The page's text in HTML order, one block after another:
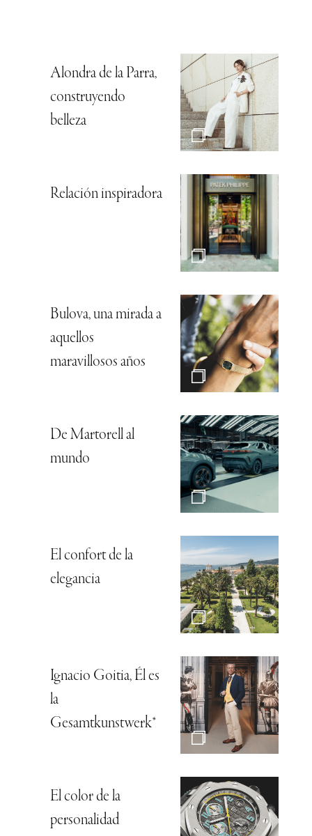
Alondra de la Parra,
construyendo
belleza
Relación inspiradora
Bulova, una mirada a
aquellos
maravillosos años
De Martorell al
mundo
El confort de la
elegancia
Ignacio Goitia, Él es
la
Gesamtkunstwerk*
El color de la
personalidad